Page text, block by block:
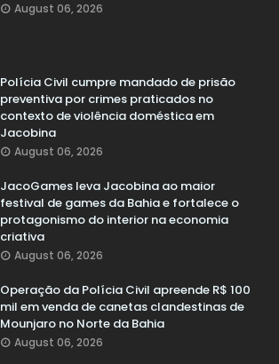
August 06, 2026
Polícia Civil cumpre mandado de prisão
preventiva por crimes praticados no
contexto de violência doméstica em
Jacobina
August 06, 2026
JacoGames leva Jacobina ao maior
festival de games da Bahia e fortalece o
protagonismo do interior na economia
criativa
August 06, 2026
Operação da Polícia Civil apreende R$ 100
mil em venda de canetas clandestinas de
Mounjaro no Norte da Bahia
August 06, 2026